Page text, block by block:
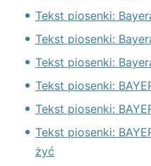
Tekst piosenki:
Tekst piosenki:
Tekst piosenki:
Tekst piosenki:
Tekst piosenki:
Tekst piosenki:
żyć